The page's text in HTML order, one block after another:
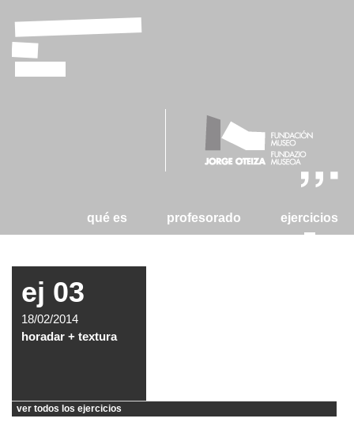
laboratorio
de
tizas
qué es profesorado ejercicios
ej 03
18/02/2014
horadar + textura
ver todos los ejercicios